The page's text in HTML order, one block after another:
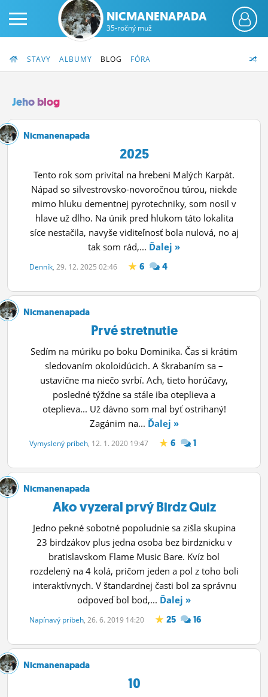
PRIHLÁS SA
FÓRUM
STATUSY
BLOGY
MÔJ PROFIL
NASTAVENIA
ROLETA
NICMANENAPADA
35-ročný muž
STAVY ALBUMY BLOG FÓRA
Jeho blog
Nicmanenapada
2025
Tento rok som privítal na hrebeni Malých Karpát.
Nápad so silvestrovsko-novoročnou túrou, niekde
mimo hluku dementnej pyrotechniky, som nosil v
hlave už dlho. Na únik pred hlukom táto lokalita
síce nestačila, navyše viditeľnosť bola nulová, no aj
tak som rád,... Ďalej »
Denník, 29. 12. 2025 02:46 6 4
Nicmanenapada
Prvé stretnutie
Sedím na múriku po boku Dominika. Čas si krátim
sledovaním okoloidúcich. A škrabaním sa –
ustavične ma niečo svrbí. Ach, tieto horúčavy,
posledné týždne sa stále iba oteplieva a
oteplieva... Už dávno som mal byť ostrihaný!
Zagánim na... Ďalej »
Vymyslený príbeh, 12. 1. 2020 19:47 6 1
Nicmanenapada
Ako vyzeral prvý Birdz Quiz
Jedno pekné sobotné popoludnie sa zišla skupina
23 birdzákov plus jedna osoba bez birdznicku v
bratislavskom Flame Music Bare. Kvíz bol
rozdelený na 4 kolá, pričom jeden a pol z toho boli
interaktívnych. V štandardnej časti bol za správnu
odpoveď bol bod,... Ďalej »
Napínavý príbeh, 26. 6. 2019 14:20 25 16
Nicmanenapada
10